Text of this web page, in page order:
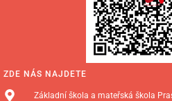
ZDE NÁS NAJDETE
Základní škola a mateřská škola